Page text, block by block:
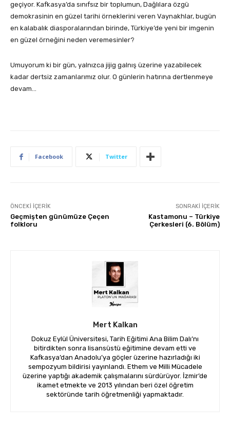
geçiyor. Kafkasya’da sınıfsız bir toplumun, Dağlılara özgü
demokrasinin en güzel tarihi örneklerini veren Vaynakhlar, bugün
en kalabalık diasporalarından birinde, Türkiye’de yeni bir imgenin
en güzel örneğini neden veremesinler?
Umuyorum ki bir gün, yalnızca jijig galnış üzerine yazabilecek
kadar dertsiz zamanlarımız olur. O günlerin hatırına dertlenmeye
devam…
Facebook Twitter
ÖNCEKI İÇERIK
Geçmişten günümüze Çeçen
folkloru
SONRAKI İÇERIK
Kastamonu – Türkiye
Çerkesleri (6. Bölüm)
Mert Kalkan
Dokuz Eylül Üniversitesi, Tarih Eğitimi Ana Bilim Dalı’nı
bitirdikten sonra lisansüstü eğitimine devam etti ve
Kafkasya’dan Anadolu’ya göçler üzerine hazırladığı iki
sempozyum bildirisi yayınlandı. Ethem ve Milli Mücadele
üzerine yaptığı akademik çalışmalarını sürdürüyor. İzmir’de
ikamet etmekte ve 2013 yılından beri özel öğretim
sektöründe tarih öğretmenliği yapmaktadır.